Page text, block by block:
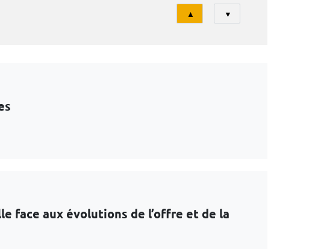
Tri
▲ ▼
face aux évolutions de l’offre et de la